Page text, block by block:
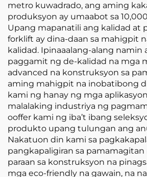
metro kuwadrado, ang aming
produksyon ay umaabot sa
Upang mapanatili ang kalidad at
forklift ay dina-daan sa mahigpit
kalidad. Ipinaaalang-alang namin
paggamit ng de-kalidad na mga
advanced na konstruksyon sa
aming mahigpit na inobatibong
kami ng hanay ng mga
malalaking industriya ng
ooffer kami ng iba’t ibang
produkto upang tulungan ang
Nakatuon din kami sa
pangkapaligiran sa
paraan sa konstruksyon na
mga eco-friendly na gawain, na